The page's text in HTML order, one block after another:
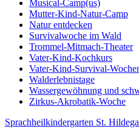
Musical-Camp(us)
Mutter-Kind-Natur-Camp
Natur entdecken
Survivalwoche im Wald
Trommel-Mitmach-Theater
Vater-Kind-Kochkurs
Vater-Kind-Survival-
Walderlebnistage
Wassergewöhnung und
Zirkus-Akrobatik-Woche
Sprachheilkindergarten St.